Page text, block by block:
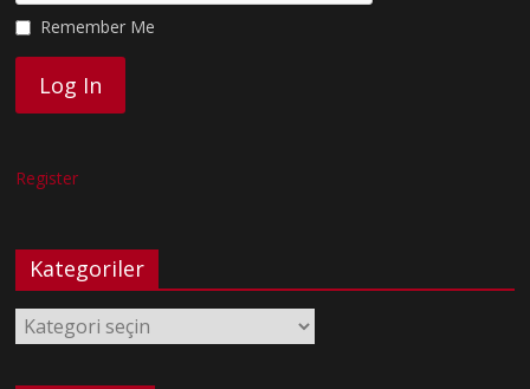
Remember Me
Register
Kategoriler
Kategoriler